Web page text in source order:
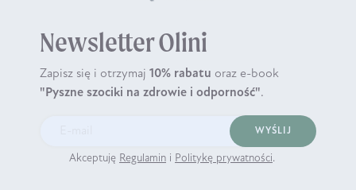
Newsletter Olini
Zapisz się i otrzymaj 10% rabatu oraz e-book
"Pyszne szociki na zdrowie i odporność".
WYŚLIJ
Akceptuję Regulamin i Politykę prywatności.